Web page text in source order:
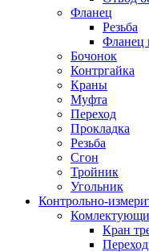
Фланец
Резьба
Фланец
Бочонок
Контргайка
Краны
Муфта
Переход
Прокладка
Резьба
Сгон
Тройник
Угольник
Контрольно-
Кран